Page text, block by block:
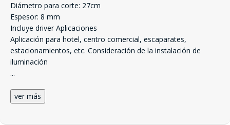
Diámetro para corte: 27cm
Espesor: 8 mm
Incluye driver Aplicaciones
Aplicación para hotel, centro comercial, escaparates,
estacionamientos, etc. Consideración de la instalación de
iluminación
...
ver más